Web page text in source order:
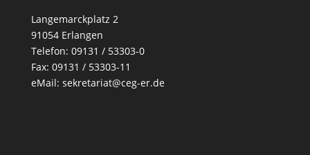
Langemarckplatz 2
91054 Erlangen
Telefon: 09131 / 53303-0
Fax: 09131 / 53303-11
eMail: sekretariat@ceg-er.de